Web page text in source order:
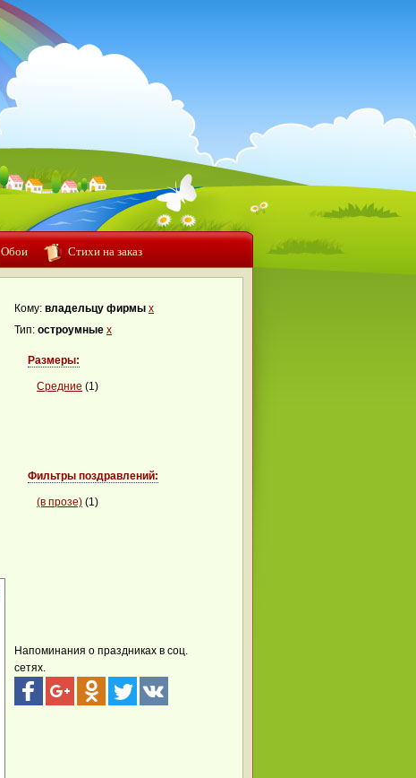
Обои Стихи на заказ
Кому: владельцу фирмы x
Тип: остроумные x
Размеры:
Средние (1)
Фильтры поздравлений:
(в прозе) (1)
Напоминания о праздниках в соц.
сетях.